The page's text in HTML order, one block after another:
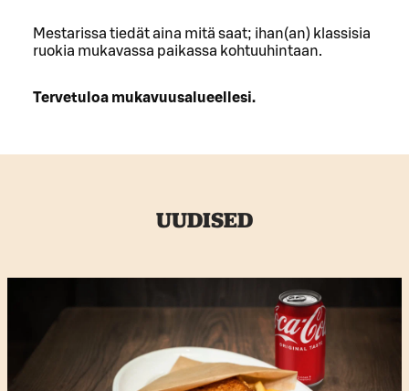
Mestarissa tiedät aina mitä saat; ihan(an) klassisia
ruokia mukavassa paikassa kohtuuhintaan.
Tervetuloa mukavuusalueellesi.
UUDISED